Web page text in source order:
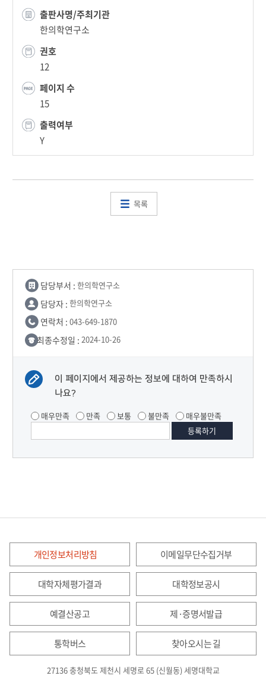
출판사명/주최기관
한의학연구소
권호
12
페이지 수
15
출력여부
Y
목록
담당부서 : 한의학연구소
담당자 : 한의학연구소
연락처 : 043-649-1870
최종수정일 : 2024-10-26
이 페이지에서 제공하는 정보에 대하여 만족하시
나요?
매우만족 만족 보통 불만족 매우불만족
개인정보처리방침 이메일무단수집거부
대학자체평가결과 대학정보공시
예결산공고 제·증명서발급
통학버스 찾아오시는 길
27136 충청북도 제천시 세명로 65 (신월동) 세명대학교